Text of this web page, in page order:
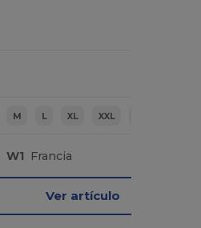
M L XL XXL
W1 Francia
Ver artículo